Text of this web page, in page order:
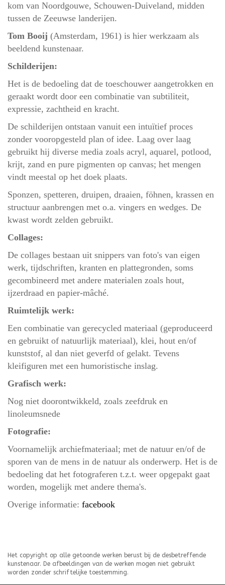
kom van Noordgouwe, Schouwen-Duiveland, midden
tussen de Zeeuwse landerijen.
Tom Booij (Amsterdam, 1961) is hier werkzaam als
beeldend kunstenaar.
Schilderijen:
Het is de bedoeling dat de toeschouwer aangetrokken en
geraakt wordt door een combinatie van subtiliteit,
expressie, zachtheid en kracht.
De schilderijen ontstaan vanuit een intuïtief proces
zonder vooropgesteld plan of idee. Laag over laag
gebruikt hij diverse media zoals acryl, aquarel, potlood,
krijt, zand en pure pigmenten op canvas; het mengen
vindt meestal op het doek plaats.
Sponzen, spetteren, druipen, draaien, föhnen, krassen en
structuur aanbrengen met o.a. vingers en wedges. De
kwast wordt zelden gebruikt.
Collages:
De collages bestaan uit snippers van foto's van eigen
werk, tijdschriften, kranten en plattegronden, soms
gecombineerd met andere materialen zoals hout,
ijzerdraad en papier-mâché.
Ruimtelijk werk:
Een combinatie van gerecycled materiaal (geproduceerd
en gebruikt of natuurlijk materiaal), klei, hout en/of
kunststof, al dan niet geverfd of gelakt. Tevens
kleifiguren met een humoristische inslag.
Grafisch werk:
Nog niet doorontwikkeld, zoals zeefdruk en
linoleumsnede
Fotografie:
Voornamelijk archiefmateriaal; met de natuur en/of de
sporen van de mens in de natuur als onderwerp. Het is de
bedoeling dat het fotograferen t.z.t. weer opgepakt gaat
worden, mogelijk met andere thema's.
Overige informatie: facebook
Het copyright op alle getoonde werken berust bij de desbetreffende
kunstenaar. De afbeeldingen van de werken mogen niet gebruikt
worden zonder schriftelijke toestemming.